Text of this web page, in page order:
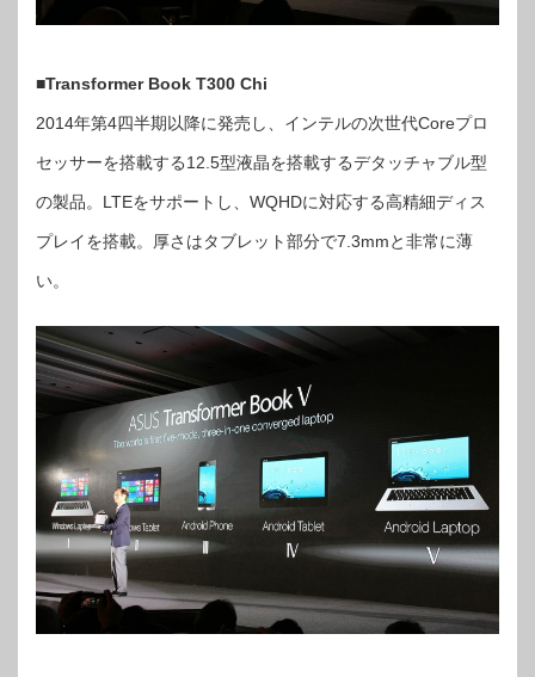
■Transformer Book T300 Chi
2014年第4四半期以降に発売し、インテルの次世代Coreプロ
セッサーを搭載する12.5型液晶を搭載するデタッチャブル型
の製品。LTEをサポートし、WQHDに対応する高精細ディス
プレイを搭載。厚さはタブレット部分で7.3mmと非常に薄
い。